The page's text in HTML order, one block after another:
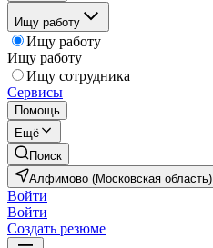
Ищу работу
Ищу работу
Ищу работу
Ищу сотрудника
Сервисы
Помощь
Ещё
Поиск
Алфимово (Московская область)
Войти
Войти
Создать резюме